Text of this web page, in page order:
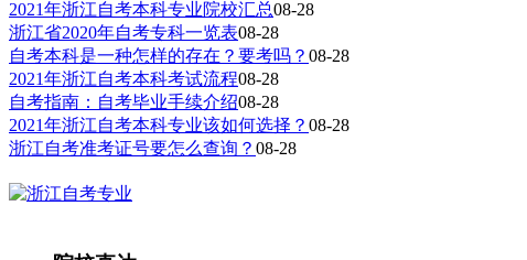
2021年浙江自考本科专业院校汇总08-28
浙江省2020年自考专科一览表08-28
自考本科是一种怎样的存在？要考吗？ 08-28
2021年浙江自考本科考试流程08-28
自考指南：自考毕业手续介绍08-28
2021年浙江自考本科专业该如何选择？ 08-28
浙江自考准考证号要怎么查询？ 08-28